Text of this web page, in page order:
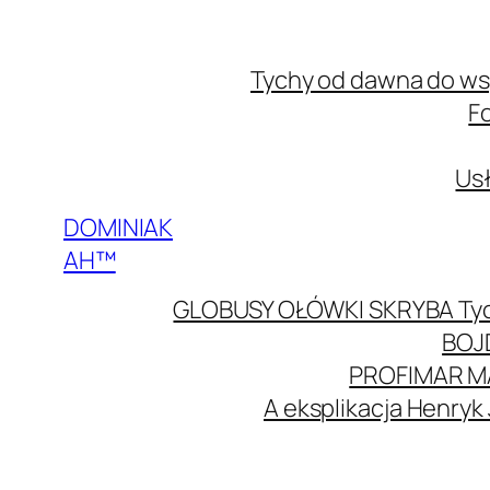
DOMINIAK
AH™
Tychy od dawna do
GLOBUSY OŁÓWKI SKRYBA
PROFIMAR
A eksplikacja